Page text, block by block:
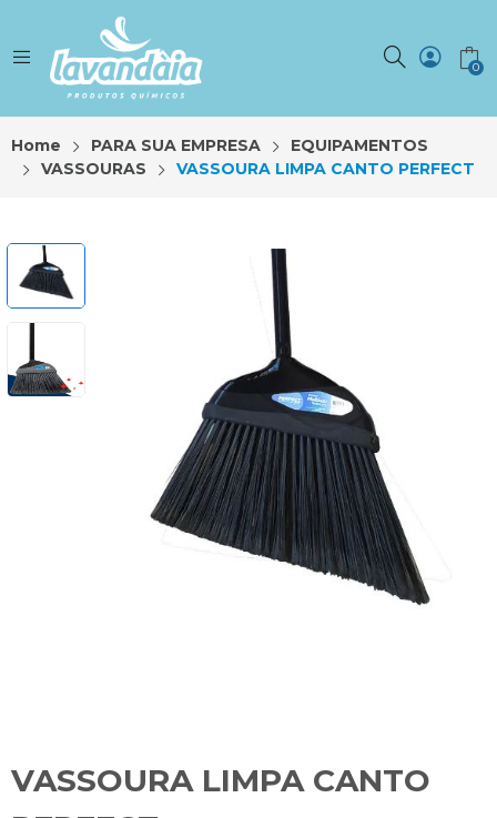
0
Home PARA SUA EMPRESA
EQUIPAMENTOS
VASSOURAS
VASSOURA LIMPA CANTO PERFECT
VASSOURA LIMPA CANTO